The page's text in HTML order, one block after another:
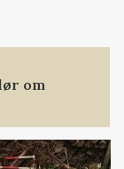
om